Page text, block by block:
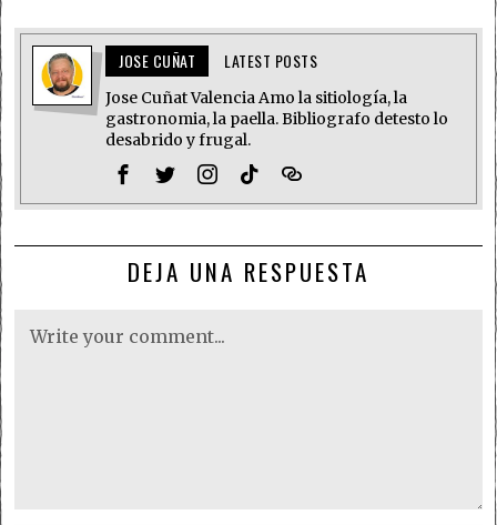
JOSE CUÑAT LATEST POSTS
Jose Cuñat Valencia Amo la sitiología, la
gastronomia, la paella. Bibliografo detesto lo
desabrido y frugal.
DEJA UNA RESPUESTA